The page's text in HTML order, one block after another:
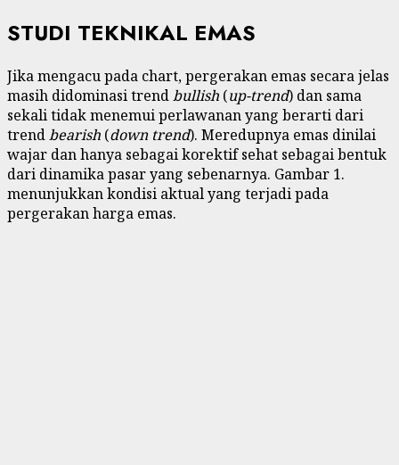
STUDI TEKNIKAL EMAS
Jika mengacu pada chart, pergerakan emas secara jelas
masih didominasi trendbullish (up-trend) dan sama
sekali tidak menemui perlawanan yang berarti dari
trendbearish (down trend). Meredupnya emas dinilai
wajar dan hanya sebagai korektif sehat sebagai bentuk
dari dinamika pasar yang sebenarnya. Gambar 1.
menunjukkan kondisi aktual yang terjadi pada
pergerakan harga emas.